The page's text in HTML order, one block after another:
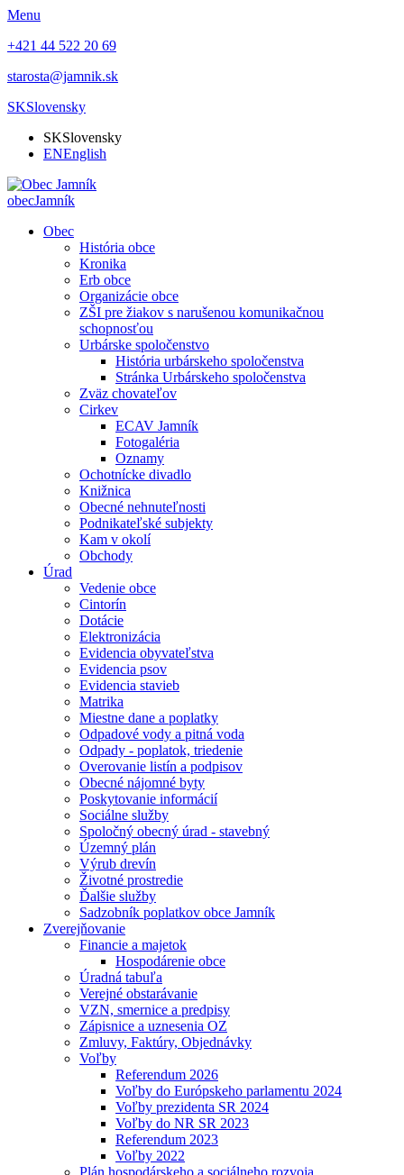
Menu
+421 44 522 20 69
starosta@jamnik.sk
SKSlovensky
SKSlovensky
ENEnglish
obecJamník
Obec
História obce
Kronika
Erb obce
Organizácie obce
ZŠI pre žiakov s narušenou komunikačnou
schopnosťou
Urbárske spoločenstvo
História urbárskeho spoločenstva
Stránka Urbárskeho spoločenstva
Zväz chovateľov
Cirkev
ECAV Jamník
Fotogaléria
Oznamy
Ochotnícke divadlo
Knižnica
Obecné nehnuteľnosti
Podnikateľské subjekty
Kam v okolí
Obchody
Úrad
Vedenie obce
Cintorín
Dotácie
Elektronizácia
Evidencia obyvateľstva
Evidencia psov
Evidencia stavieb
Matrika
Miestne dane a poplatky
Odpadové vody a pitná voda
Odpady - poplatok, triedenie
Overovanie listín a podpisov
Obecné nájomné byty
Poskytovanie informácií
Sociálne služby
Spoločný obecný úrad - stavebný
Územný plán
Výrub drevín
Životné prostredie
Ďalšie služby
Sadzobník poplatkov obce Jamník
Zverejňovanie
Financie a majetok
Hospodárenie obce
Úradná tabuľa
Verejné obstarávanie
VZN, smernice a predpisy
Zápisnice a uznesenia OZ
Zmluvy, Faktúry, Objednávky
Voľby
Referendum 2026
Voľby do Európskeho parlamentu 2024
Voľby prezidenta SR 2024
Voľby do NR SR 2023
Referendum 2023
Voľby 2022
Plán hospodárskeho a sociálneho rozvoja